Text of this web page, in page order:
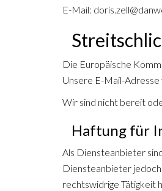
E-Mail:
Die Europäische
Unsere E-Mail-Adresse
Wir sind nicht bereit
Haftung für
Als Diensteanbieter
Diensteanbieter
rechtswidrige Tätigkeit